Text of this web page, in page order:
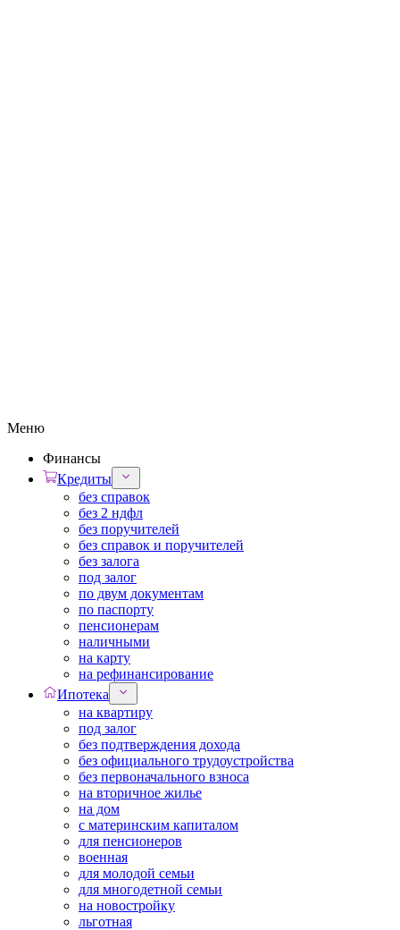
Меню
Финансы
Кредиты
без справок
без 2 ндфл
без поручителей
без справок и поручителей
без залога
под залог
по двум документам
по паспорту
пенсионерам
наличными
на карту
на рефинансирование
Ипотека
на квартиру
под залог
без подтверждения дохода
без официального трудоустройства
без первоначального взноса
на вторичное жилье
на дом
с материнским капиталом
для пенсионеров
военная
для молодой семьи
для многодетной семьи
на новостройку
льготная